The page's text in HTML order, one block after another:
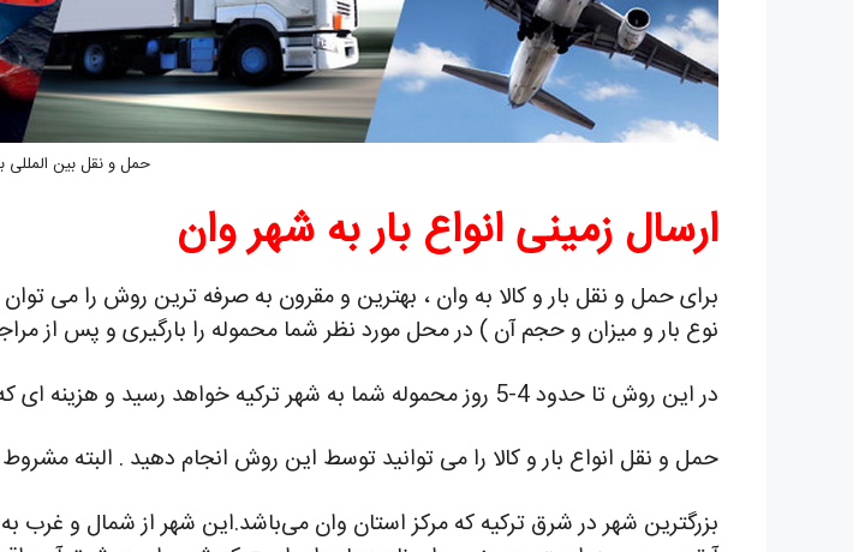
حمل و نقل بین المللی
ارسال زمینی انواع بار به شهر وان
برای حمل و نقل بار و کالا به وان ، بهترین و مقرون به صرفه ترین روش را می
نوع بار و میزان و حجم آن ) در محل مورد نظر شما محموله را بارگیری و پس از
در این روش تا حدود 4-5 روز محموله شما به شهر ترکیه خواهد رسید و هزینه ای که بابت آن پرداخت میکنید بسیار مقرون به صرفه خواهد بود .
حمل و نقل انواع بار و کالا را می توانید توسط این روش انجام دهید . البته
بزرگترین شهر در شرق ترکیه که مرکز استان وان می‌باشد.این شهر از شمال و غرب